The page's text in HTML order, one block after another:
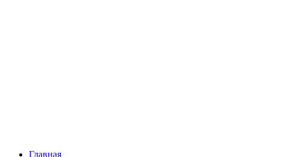
Главная